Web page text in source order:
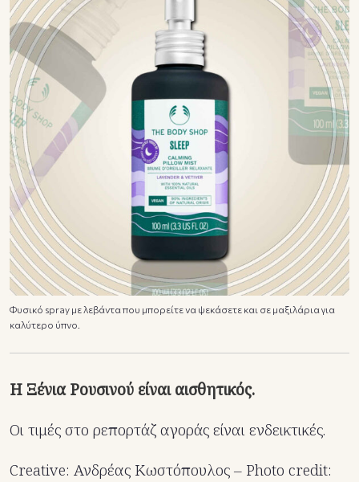
Φυσικό spray με λεβάντα που μπορείτε να ψεκάσετε και σε μαξιλάρια για
καλύτερο ύπνο.
Η Ξένια Ρουσινού είναι αισθητικός.
Οι τιμές στο ρεπορτάζ αγοράς είναι ενδεικτικές.
Creative: Ανδρέας Κωστόπουλος – Photo credit: